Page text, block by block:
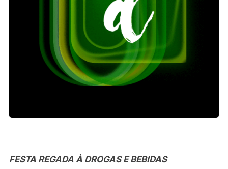
FESTA REGADA À DROGAS E BEBIDAS